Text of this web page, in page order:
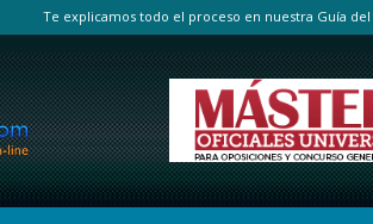
Te explicamos todo el proceso en nuestra Guía del